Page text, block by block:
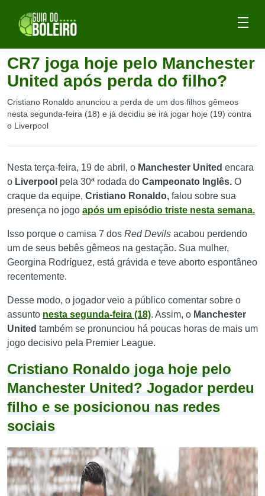
CR7 joga hoje pelo Manchester
United após perda do filho?
Cristiano Ronaldo anunciou a perda de um dos filhos gêmeos
nesta segunda-feira (18) e já decidiu se irá jogar hoje (19) contra
o Liverpool
Nesta terça-feira, 19 de abril, o Manchester United encara
o Liverpool pela 30ª rodada do Campeonato Inglês. O
craque da equipe, Cristiano Ronaldo, falou sobre sua
presença no jogo após um episódio triste nesta semana.
Isso porque o camisa 7 dos Red Devils acabou perdendo
um de seus bebês gêmeos na gestação. Sua mulher,
Georgina Rodríguez, está grávida e teve aborto espontâneo
recentemente.
Desse modo, o jogador veio a público comentar sobre o
assunto nesta segunda-feira (18). Assim, o Manchester
United também se pronunciou há poucas horas de mais um
jogo decisivo pela Premier League.
Cristiano Ronaldo joga hoje pelo
Manchester United? Jogador perdeu
filho e se posicionou nas redes
sociais